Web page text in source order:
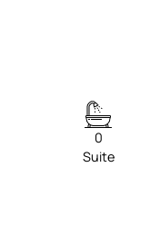
0
Suite